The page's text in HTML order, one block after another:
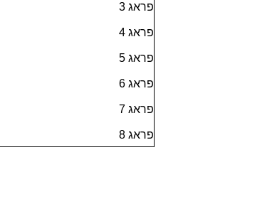
פראג 3
פראג 4
פראג 5
פראג 6
פראג 7
פראג 8